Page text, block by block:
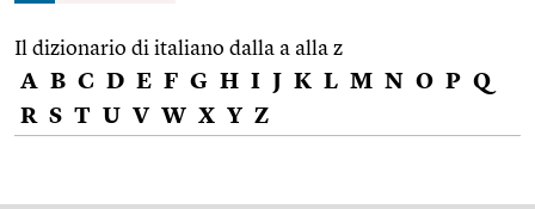
Il dizionario di italiano dalla a alla z
A B C D E F G H I J K L M N O P Q
R S T U V W X Y Z